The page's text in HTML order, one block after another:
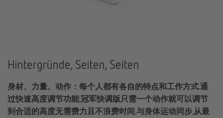
Hintergründe, Seiten, Seiten
身材、力量、动作：每个人都有各自的特点和工作方式.通
过快速高度调节功能,冠军快调版只需一个动作就可以调节
到合适的高度无需费力且不浪费时间,与身体运动同步,从最